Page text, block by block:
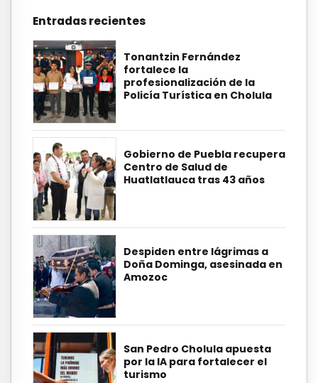
Entradas recientes
Tonantzin Fernández
fortalece la
profesionalización de la
Policía Turística en Cholula
Gobierno de Puebla recupera
Centro de Salud de
Huatlatlauca tras 43 años
Despiden entre lágrimas a
Doña Dominga, asesinada en
Amozoc
San Pedro Cholula apuesta
por la IA para fortalecer el
turismo